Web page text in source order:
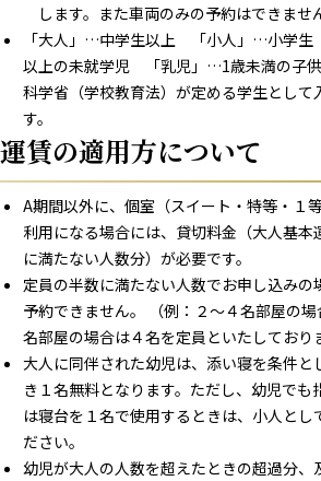
します。また車両のみの予約はできませ
「大人」…中学生以上 「小人」…小学
以上の未就学児 「乳児」…1歳未満の子
科学省（学校教育法）が定める学生として
す。
運賃の適用方について
A期間以外に、個室（スイート・特等・１
利用になる場合には、貸切料金（大人基
に満たない人数分）が必要です。
定員の半数に満たない人数でお申し込みの
予約できません。 （例：２～４名部屋の
名部屋の場合は４名を定員といたしており
大人に同伴された幼児は、添い寝を条件と
き１名無料となります。ただし、幼児でも
は寝台を１名で使用するときは、小人とし
ださい。
幼児が大人の人数を超えたときの超過分、